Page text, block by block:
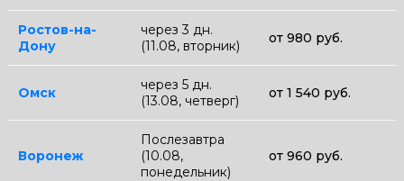
Ростов-на-
Дону
через 3 дн.
(11.08, вторник)
от 980 руб.
Омск
через 5 дн.
(13.08, четверг)
от 1 540 руб.
Воронеж
Послезавтра
(10.08,
понедельник)
от 960 руб.